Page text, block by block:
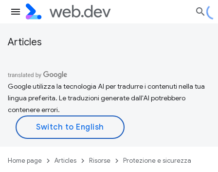
Articles
Google utilizza la tecnologia AI per tradurre i contenuti nella tua
lingua preferita. Le traduzioni generate dall'AI potrebbero
contenere errori.
Home page Articles Risorse Protezione e sicurezza